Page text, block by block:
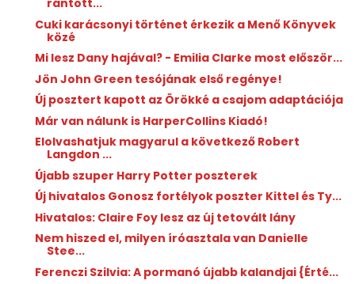
rántott...
Cuki karácsonyi történet érkezik a Menő Könyvek
közé
Mi lesz Dany hajával? - Emilia Clarke most először...
Jön John Green tesójának első regénye!
Új posztert kapott az Örökké a csajom adaptációja
Már van nálunk is HarperCollins Kiadó!
Elolvashatjuk magyarul a következő Robert
Langdon ...
Újabb szuper Harry Potter poszterek
Új hivatalos Gonosz fortélyok poszter Kittel és Ty...
Hivatalos: Claire Foy lesz az új tetovált lány
Nem hiszed el, milyen íróasztala van Danielle
Stee...
Ferenczi Szilvia: A ​pormanó újabb kalandjai {Érté...